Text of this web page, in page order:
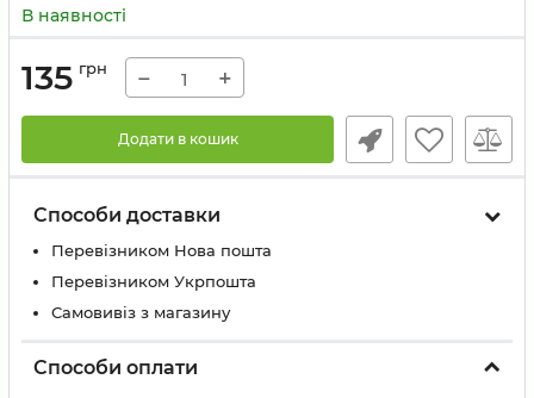
В наявності
135 грн − +
Додати в кошик
Способи доставки
Перевізником Нова пошта
Перевізником Укрпошта
Самовивіз з магазину
Способи оплати